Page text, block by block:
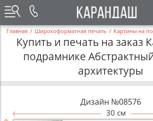
Главная / Широкоформатная печать / Картины на
Купить и печать на заказ
подрамнике
архитектуры
Дизайн №08576
30 см